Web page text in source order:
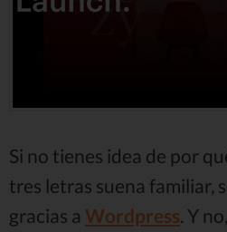
Si no tienes idea de por
tres letras suena familiar,
gracias a Wordpress . Y